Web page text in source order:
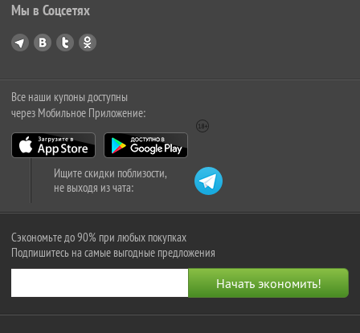
Мы в Соцсетях
Все наши купоны доступны
через Мобильное Приложение:
Ищите скидки поблизости,
не выходя из чата:
Сэкономьте до 90% при любых покупках
Подпишитесь на самые выгодные предложения